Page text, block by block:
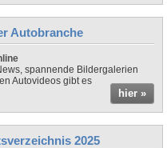
Autobranche
spannende Bildergalerien
Autovideos gibt es
hier »
2025